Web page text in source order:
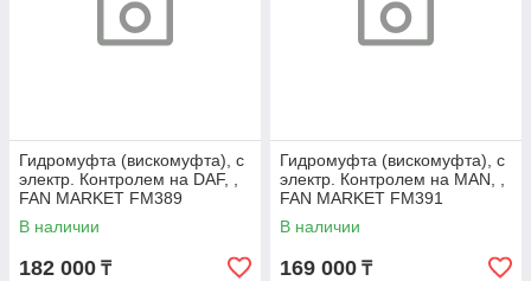
Гидромуфта (вискомуфта), с
электр. Контролем на DAF, ,
FAN MARKET FM389
В наличии
182 000 ₸
Гидромуфта (вискомуфта), с
электр. Контролем на MAN, ,
FAN MARKET FM391
В наличии
169 000 ₸